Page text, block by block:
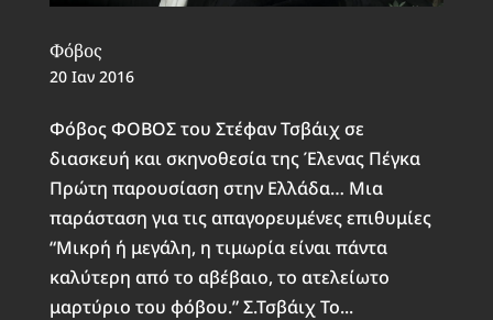
Φόβος
20 Ιαν 2016
Φόβος ΦΟΒΟΣ του Στέφαν Τσβάιχ σε
διασκευή και σκηνοθεσία της Έλενας Πέγκα
Πρώτη παρουσίαση στην Ελλάδα… Μια
παράσταση για τις απαγορευμένες επιθυμίες
“Μικρή ή μεγάλη, η τιμωρία είναι πάντα
καλύτερη από το αβέβαιο, το ατελείωτο
μαρτύριο του φόβου.” Σ.Τσβάιχ To...